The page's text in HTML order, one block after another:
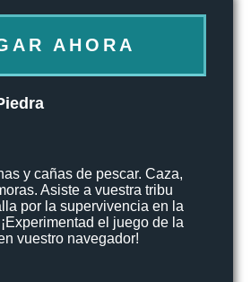
AHORA
y cañas de pescar. Caza,
Asiste a vuestra tribu
por la supervivencia en la
el juego de la
vuestro navegador!